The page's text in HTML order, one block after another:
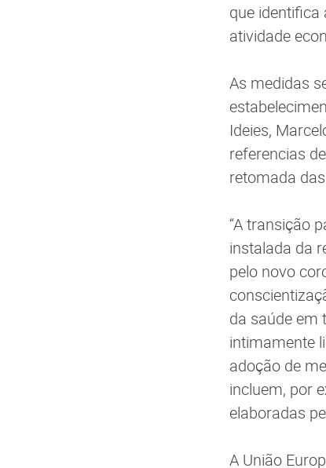
que
atividade
As medidas
Ideies,
referencias
retomada
“A transição
instalada da
pelo novo
da saúde em
intimamente
adoção de
incluem, por
elaboradas
A União